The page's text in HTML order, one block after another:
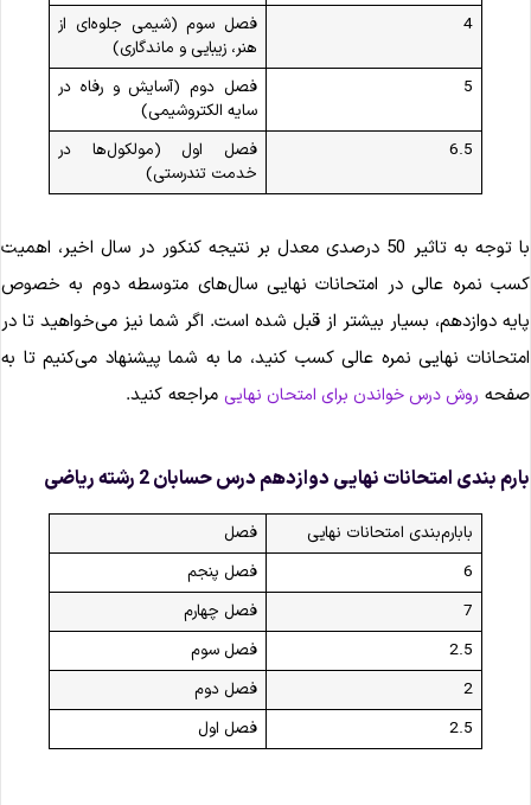
4
فصل سوم (شیمی جلوه‌ای از
هنر، زیبایی و ماندگاری)
5
فصل دوم (آسایش و رفاه در
سایه الکتروشیمی)
6.5
فصل اول (مولکول‌ها در
خدمت تندرستی)
با توجه به تاثیر 50 درصدی معدل بر نتیجه کنکور در سال اخیر، اهمیت
نمره عالی در امتحانات نهایی سال‌های متوسطه دوم به خصوص
دوازدهم، بسیار بیشتر از قبل شده است. اگر شما نیز می‌خواهید تا در
نهایی نمره عالی کسب کنید، ما به شما پیشنهاد می‌کنیم تا به
روش درس خواندن برای امتحان نهاییمراجعه کنید.
بندی امتحانات نهایی دوازدهم درس حسابان 2 رشته ریاضی
بابارم‌بندی امتحانات نهایی
فصل
6
فصل پنجم
7
فصل چهارم
2.5
فصل سوم
2
فصل دوم
2.5
فصل اول